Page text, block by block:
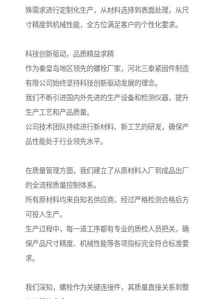
殊需求进行定制化生产，从材料选择到表面处理，从尺
寸精度到机械性能，全方位满足客户的个性化要求。
科技创新驱动，品质精益求精
作为秦皇岛地区领先的螺栓厂家，河北三泰紧固件制造
有限公司始终坚持科技创新驱动发展的理念。
我们不断引进国内外先进的生产设备和检测仪器，提升
生产工艺和产品质量。
公司技术团队持续进行新材料、新工艺的研发，确保产
品性能处于行业领先水平。
在质量管理方面，我们建立了从原材料入厂到成品出厂
的全流程质量控制体系。
所有原材料均来自知名供应商，经过严格检测合格后方
可投入生产。
生产过程中，每一道工序都有专业的质检人员把关，确
保产品尺寸精度、机械性能等各项指标完全符合标准要
求。
我们深知，螺栓作为关键连接件，其质量直接关系到整